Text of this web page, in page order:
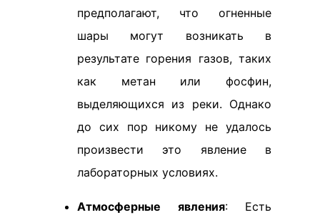
предполагают, что огненные
шары могут возникать в
результате горения газов, таких
как метан или фосфин,
выделяющихся из реки. Однако
до сих пор никому не удалось
произвести это явление в
лабораторных условиях.
Атмосферные явления: Есть